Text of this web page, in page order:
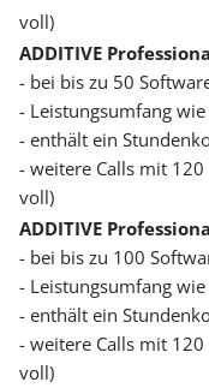
voll)
ADDITIVE
- bei bis zu 50
- Leistungsumfang
- enthält ein
- weitere Calls mit
voll)
ADDITIVE
- bei bis zu 100
- Leistungsumfang
- enthält ein
- weitere Calls mit
voll)